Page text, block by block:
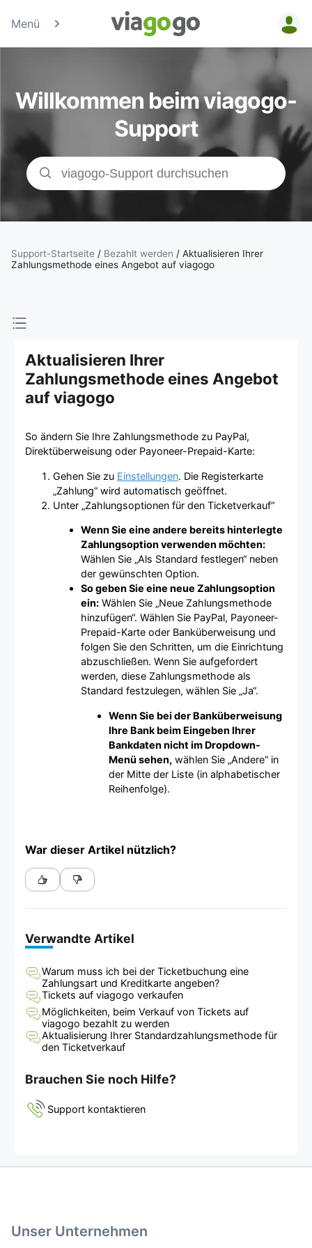
Menü
Tickets -
Konzert-,
&
| viagogo der
Willkommen beim viagogo-
Support
Support-Startseite / Bezahlt werden / Aktualisieren Ihrer
Zahlungsmethode eines Angebot auf viagogo
Aktualisieren Ihrer
Zahlungsmethode eines Angebot
auf viagogo
So ändern Sie Ihre Zahlungsmethode zu PayPal,
Direktüberweisung oder Payoneer-Prepaid-Karte:
Gehen Sie zu Einstellungen. Die Registerkarte
„Zahlung“ wird automatisch geöffnet.
Unter „Zahlungsoptionen für den Ticketverkauf“
Wenn Sie eine andere bereits hinterlegte
Zahlungsoption verwenden möchten:
Wählen Sie „Als Standard festlegen“ neben
der gewünschten Option.
So geben Sie eine neue Zahlungsoption
ein: Wählen Sie „Neue Zahlungsmethode
hinzufügen“. Wählen Sie PayPal, Payoneer-
Prepaid-Karte oder Banküberweisung und
folgen Sie den Schritten, um die Einrichtung
abzuschließen. Wenn Sie aufgefordert
werden, diese Zahlungsmethode als
Standard festzulegen, wählen Sie „Ja“.
Wenn Sie bei der Banküberweisung
Ihre Bank beim Eingeben Ihrer
Bankdaten nicht im Dropdown-
Menü sehen, wählen Sie „Andere“ in
der Mitte der Liste (in alphabetischer
Reihenfolge).
War dieser Artikel nützlich?
Verwandte Artikel
Warum muss ich bei der Ticketbuchung eine
Zahlungsart und Kreditkarte angeben?
Tickets auf viagogo verkaufen
Möglichkeiten, beim Verkauf von Tickets auf
viagogo bezahlt zu werden
Aktualisierung Ihrer Standardzahlungsmethode für
den Ticketverkauf
Brauchen Sie noch Hilfe?
Support kontaktieren
Unser Unternehmen